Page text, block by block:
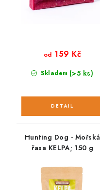
Skladem (>5 ks)
od 159 Kč
Hunting Dog - Mořská
řasa KELPA; 150 g